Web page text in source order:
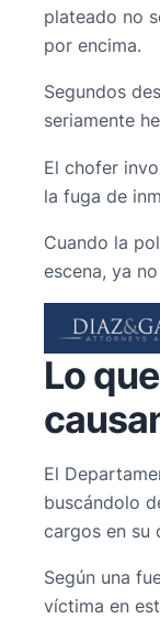
plateado no
por encima.
Segundos
seriamente
El chofer
la fuga de
Cuando la
escena, ya
Lo
El
buscándolo
cargos en su
Según una
víctima en